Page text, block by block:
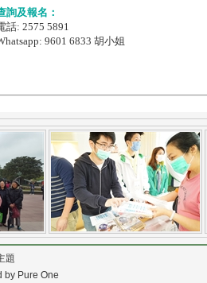
詢及報名：
話: 2575 5891
9601 6833 胡小姐
題
by Pure One